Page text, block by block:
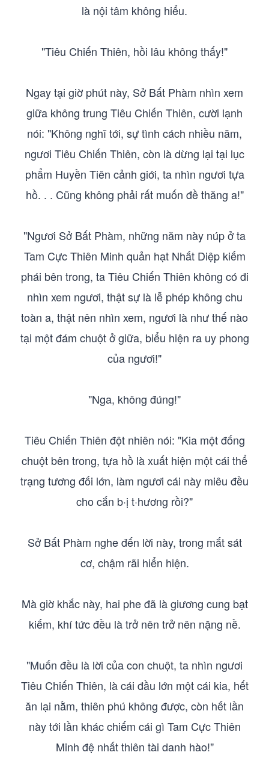
là nội tâm không hiểu.
"Tiêu Chiến Thiên, hồi lâu không thấy!"
Ngay tại giờ phút này, Sở Bất Phàm nhìn xem
giữa không trung Tiêu Chiến Thiên, cười lạnh
nói: "Không nghĩ tới, sự tình cách nhiều năm,
ngươi Tiêu Chiến Thiên, còn là dừng lại tại lục
phẩm Huyền Tiên cảnh giới, ta nhìn ngươi tựa
hồ. . . Cũng không phải rất muốn đề thăng a!"
"Ngươi Sở Bất Phàm, những năm này núp ở ta
Tam Cực Thiên Minh quản hạt Nhất Diệp kiếm
phái bên trong, ta Tiêu Chiến Thiên không có đi
nhìn xem ngươi, thật sự là lễ phép không chu
toàn a, thật nên nhìn xem, ngươi là như thế nào
tại một đám chuột ở giữa, biểu hiện ra uy phong
của ngươi!"
"Nga, không đúng!"
Tiêu Chiến Thiên đột nhiên nói: "Kia một đống
chuột bên trong, tựa hồ là xuất hiện một cái thể
trạng tương đối lớn, làm ngươi cái này miêu đều
cho cắn b·ị t·hương rồi?"
Sở Bất Phàm nghe đến lời này, trong mắt sát
cơ, chậm rãi hiển hiện.
Mà giờ khắc này, hai phe đã là giương cung bạt
kiếm, khí tức đều là trở nên trở nên nặng nề.
"Muốn đều là lời của con chuột, ta nhìn ngươi
Tiêu Chiến Thiên, là cái đầu lớn một cái kia, hết
ăn lại nằm, thiên phú không được, còn hết lần
này tới lần khác chiếm cái gì Tam Cực Thiên
Minh đệ nhất thiên tài danh hào!"